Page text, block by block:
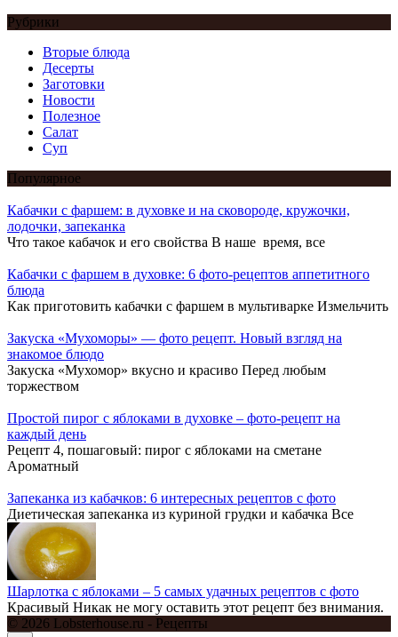
Рубрики
Вторые блюда
Десерты
Заготовки
Новости
Полезное
Салат
Суп
Популярное
Кабачки с фаршем: в духовке и на сковороде, кружочки,
лодочки, запеканка
Что такое кабачок и его свойства В наше время, все
Кабачки с фаршем в духовке: 6 фото-рецептов аппетитного
блюда
Как приготовить кабачки с фаршем в мультиварке Измельчить
Закуска «Мухоморы» — фото рецепт. Новый взгляд на
знакомое блюдо
Закуска «Мухомор» вкусно и красиво Перед любым
торжеством
Простой пирог с яблоками в духовке – фото-рецепт на
каждый день
Рецепт 4, пошаговый: пирог с яблоками на сметане
Ароматный
Запеканка из кабачков: 6 интересных рецептов с фото
Диетическая запеканка из куриной грудки и кабачка Все
Шарлотка с яблоками – 5 самых удачных рецептов с фото
Красивый Никак не могу оставить этот рецепт без внимания.
© 2026 Lobsterhouse.ru - Рецепты